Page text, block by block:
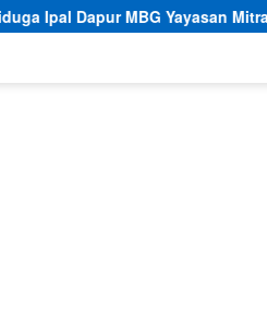
Mitra Mukti Dermawan Tak